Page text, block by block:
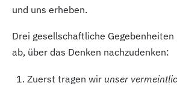
und uns erheben.
Drei gesellschaftliche
ab, über das Denken nachzudenken:
Zuerst tragen wir unser